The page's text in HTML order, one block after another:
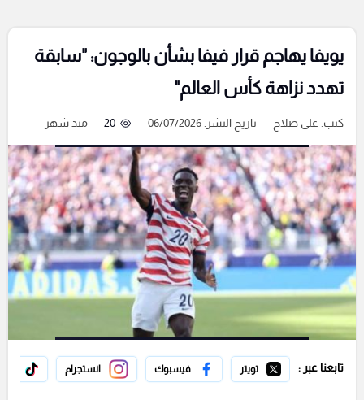
يويفا يهاجم قرار فيفا بشأن بالوجون: "سابقة
تهدد نزاهة كأس العالم"
كتب: على صلاح تاريخ النشر: 06/07/2026 20 منذ شهر
تابعنا عبر : تويتر فيسبوك انستجرام